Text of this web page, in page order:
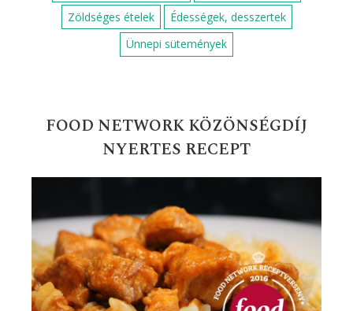
Zöldséges ételek
Édességek, desszertek
Ünnepi sütemények
FOOD NETWORK KÖZÖNSÉGDÍJ
NYERTES RECEPT